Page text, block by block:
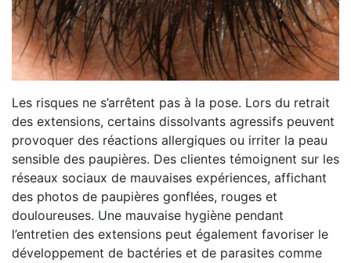
Les risques ne s’arrêtent pas à la pose. Lors du retrait
des extensions, certains dissolvants agressifs peuvent
provoquer des réactions allergiques ou irriter la peau
sensible des paupières. Des clientes témoignent sur les
réseaux sociaux de mauvaises expériences, affichant
des photos de paupières gonflées, rouges et
douloureuses. Une mauvaise hygiène pendant
l’entretien des extensions peut également favoriser le
développement de bactéries et de parasites comme